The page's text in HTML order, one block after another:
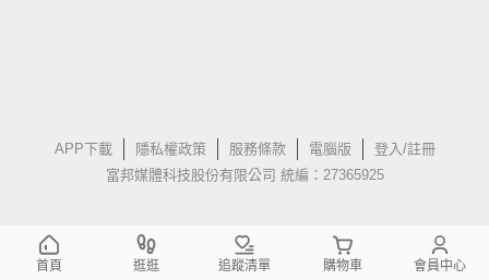
APP下載 隱私權政策 服務條款 電腦版
登入/註冊
富邦媒體科技股份有限公司 統編：27365925
首頁 逛逛 追蹤清單 購物車 會員中心